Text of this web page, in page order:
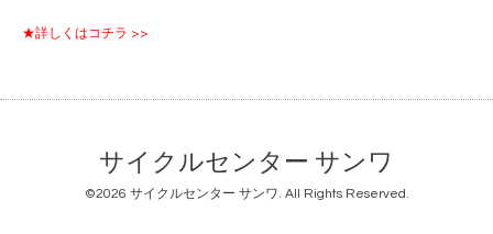
★詳しくはコチラ >>
サイクルセンター サンワ
©2026 サイクルセンター サンワ. All Rights Reserved.